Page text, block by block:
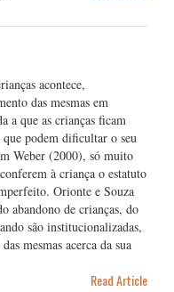
acontece,
das mesmas em
a que as crianças ficam
que podem dificultar o seu
Weber (2000), só muito
à criança o estatuto
Orionte e Souza
abandono de crianças, do
são institucionalizadas,
mesmas acerca da sua
Read Article